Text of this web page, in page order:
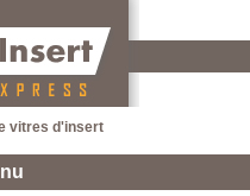
vitres d'insert